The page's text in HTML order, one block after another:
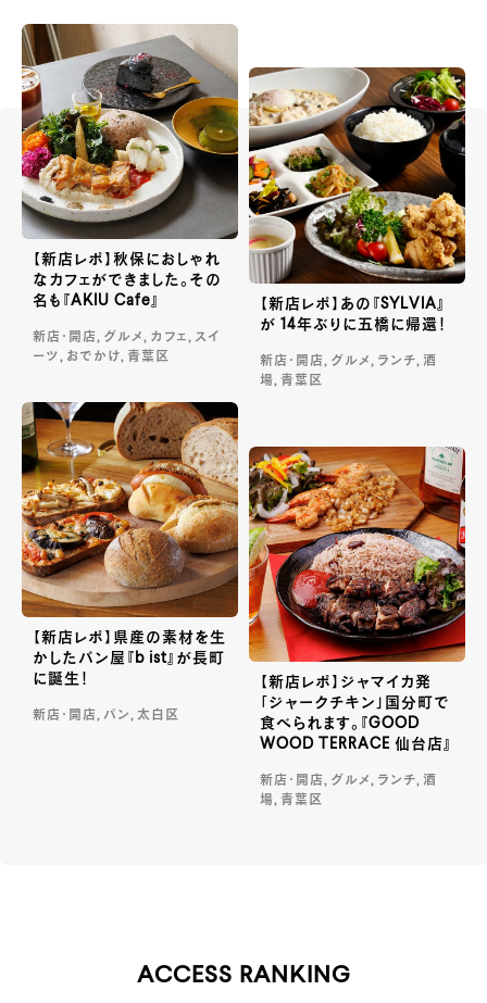
【新店レポ】秋保におしゃれ
なカフェができました。その
名も『AKIU Cafe』
新店・開店, グルメ, カフェ, スイ
ーツ, おでかけ, 青葉区
【新店レポ】あの『SYLVIA』
が 14年ぶりに五橋に帰還！
新店・開店, グルメ, ランチ, 酒
場, 青葉区
【新店レポ】県産の素材を生
かしたパン屋『b ist』が長町
に誕生！
新店・開店, パン, 太白区
【新店レポ】ジャマイカ発
「ジャークチキン」国分町で
食べられます。『GOOD
WOOD TERRACE 仙台店』
新店・開店, グルメ, ランチ, 酒
場, 青葉区
ACCESS RANKING